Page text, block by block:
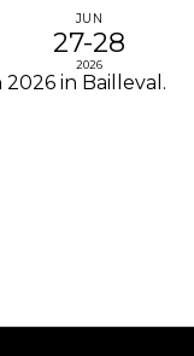
JUN
27-28
2026
in Bailleval.